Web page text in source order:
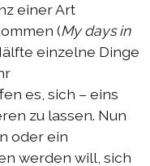
einer Art
(My days in
einzelne Dinge
es, sich – eins
zu lassen. Nun
oder ein
werden will, sich